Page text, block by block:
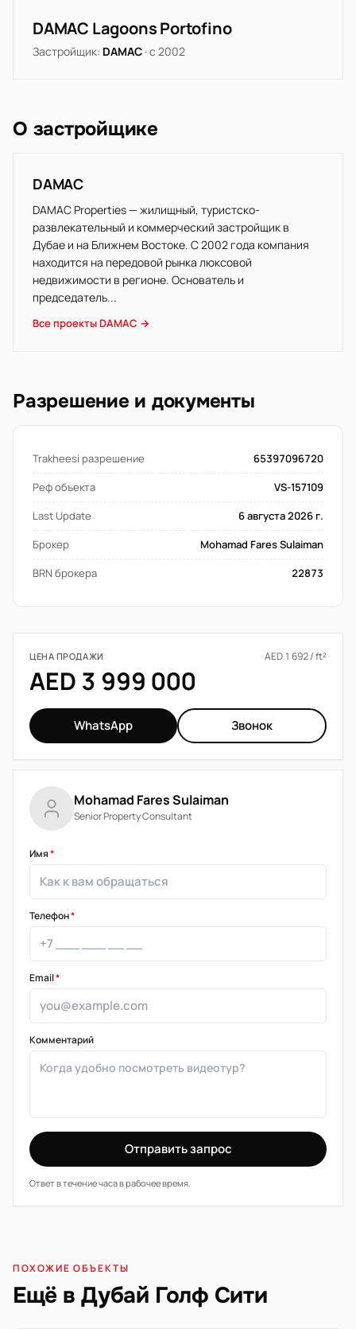
DAMAC Lagoons Portofino
Застройщик: DAMAC · с 2002
О застройщике
DAMAC
DAMAC Properties — жилищный, туристско-
развлекательный и коммерческий застройщик в
Дубае и на Ближнем Востоке. С 2002 года компания
находится на передовой рынка люксовой
недвижимости в регионе. Основатель и
председатель...
Все проекты DAMAC →
Разрешение и документы
Trakheesi разрешение
65397096720
Реф объекта
VS-157109
Last Update
6 августа 2026 г.
Брокер
Mohamad Fares Sulaiman
BRN брокера
22873
ЦЕНА ПРОДАЖИ AED 1 692 / ft²
AED 3 999 000
WhatsApp Звонок
Mohamad Fares Sulaiman
Senior Property Consultant
Имя*
Телефон*
Email*
Комментарий
Отправить запрос
Ответ в течение часа в рабочее время.
ПОХОЖИЕ ОБЪЕКТЫ
Ещё в Дубай Голф Сити